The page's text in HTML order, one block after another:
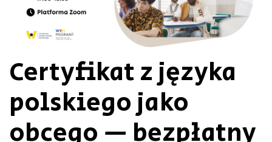
Certyfikat z języka
polskiego jako
obcego — bezpłatny